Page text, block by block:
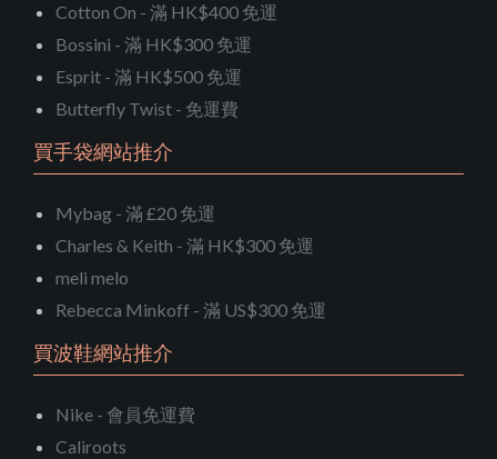
Cotton On - 滿 HK$400 免運
Bossini - 滿 HK$300 免運
Esprit - 滿 HK$500 免運
Butterfly Twist - 免運費
買手袋網站推介
Mybag - 滿 £20 免運
Charles & Keith - 滿 HK$300 免運
meli melo
Rebecca Minkoff - 滿 US$300 免運
買波鞋網站推介
Nike - 會員免運費
Caliroots